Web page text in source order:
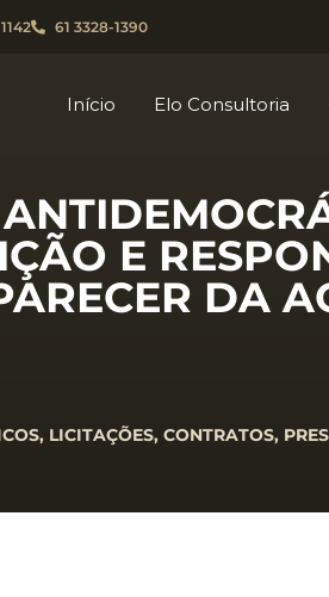
61 3328-1390
Início Elo Consultoria
E
DA
LICITAÇÕES, CONTRATOS,